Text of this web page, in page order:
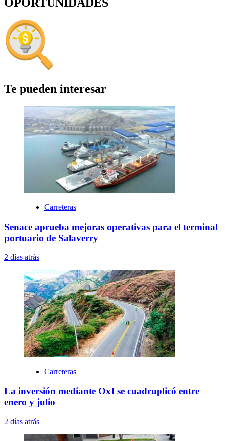
Te pueden interesar
Carreteras
Senace aprueba mejoras operativas para el terminal
portuario de Salaverry
2 días atrás
Carreteras
La inversión mediante OxI se cuadruplicó entre
enero y julio
2 días atrás